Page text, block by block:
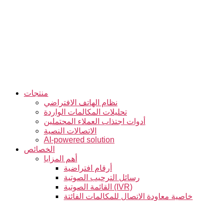
منتجات
نظام الهاتف الافتراضي
تحليلات المكالمات الواردة
أدوات اجتذاب العملاء المحتملين
الاتصالات النصية
AI-powered solution
الخصائص
أهم المزايا
أرقام افتراضية
رسائل الترحيب الصوتية
القائمة الصوتية (IVR)
خاصية معاودة الاتصال للمكالمات الفائتة